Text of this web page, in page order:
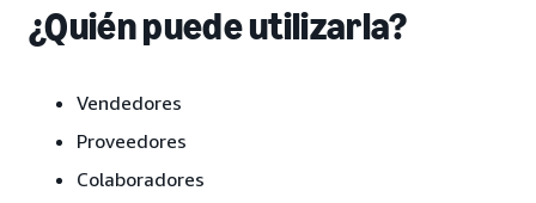
¿Quién puede utilizarla?
Vendedores
Proveedores
Colaboradores